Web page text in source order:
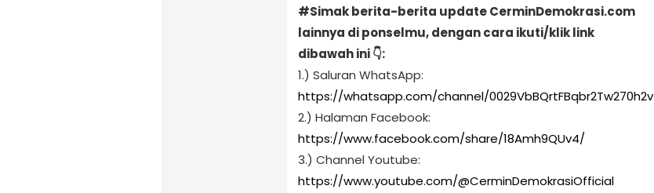
#Simak berita-berita update CerminDemokrasi.com
lainnya di ponselmu, dengan cara ikuti/klik link
dibawah ini 👇:
1.) Saluran WhatsApp:
https://whatsapp.com/channel/0029VbBQrtFBqbr2Tw270h2v
2.) Halaman Facebook:
https://www.facebook.com/share/18Amh9QUv4/
3.) Channel Youtube:
https://www.youtube.com/@CerminDemokrasiOfficial